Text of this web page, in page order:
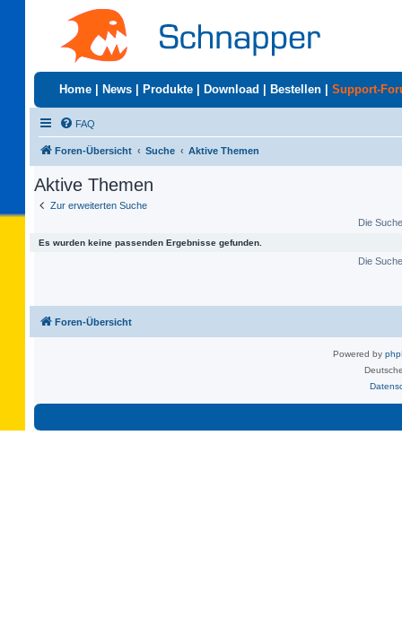
Home News Produkte Download Bestellen Support-
FAQ
Foren-Übersicht Suche Aktive Themen
Aktive Themen
Zur erweiterten Suche
Die
Es wurden keine passenden Ergebnisse gefunden.
Die
Foren-Übersicht
Powered by